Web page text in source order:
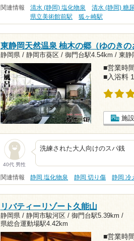
関連情報 清水 (静岡) 塩化物泉 清水 (静岡) 糖
県立美術館前駅
狐ヶ崎駅
東静岡天然温泉 柚木の郷（ゆのきの
静岡県 / 静岡市葵区 / 御門台駅4.54km / 東静
■営業時
■入浴料
施
40代 男性
洗練され
静岡県静岡市、
関連情報 静岡 塩化物泉 静岡 切り傷 静岡 冷
リバティーリゾート久能山
静岡県 / 静岡市駿河区 / 御門台駅5.39km /
県総合運動場駅4.42km
■営業時